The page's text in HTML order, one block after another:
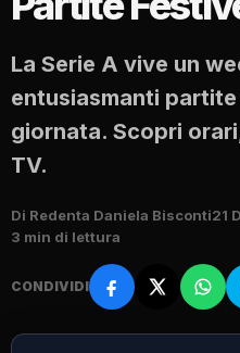
La Serie A vive un
entusiasmanti
giornata. Scopri
TV.
Di Redenta Daniela Bisconti21
3 min di lettura
CONDIVIDI